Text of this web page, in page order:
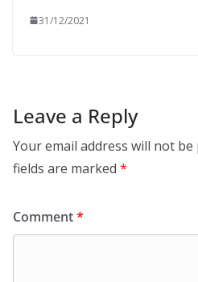
31/12/2021
Leave a Reply
Your email address will not be
fields are marked *
Comment*